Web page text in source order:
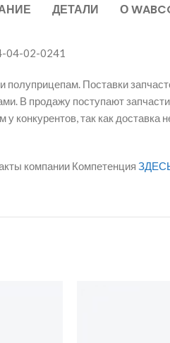
ДЕТАЛИ О
04-02-0241
Поставки
В продажу поступают
так как доставка
компании Компетенция